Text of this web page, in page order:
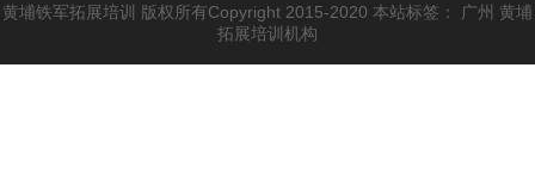
黄埔铁军拓展培训 版权所有Copyright 2015-2020 本站标签： 广州 黄埔
拓展培训机构